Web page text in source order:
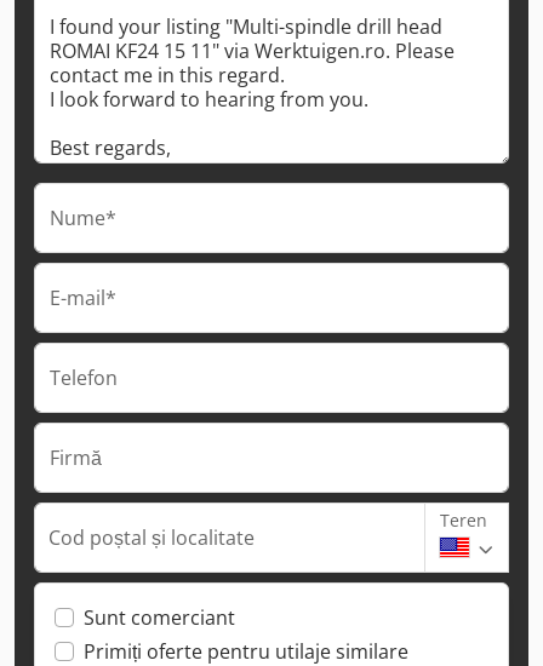
Nume*
E-mail*
Telefon
Firmă
Cod poștal și localitate
Teren
Sunt comerciant
Primiți oferte pentru utilaje similare